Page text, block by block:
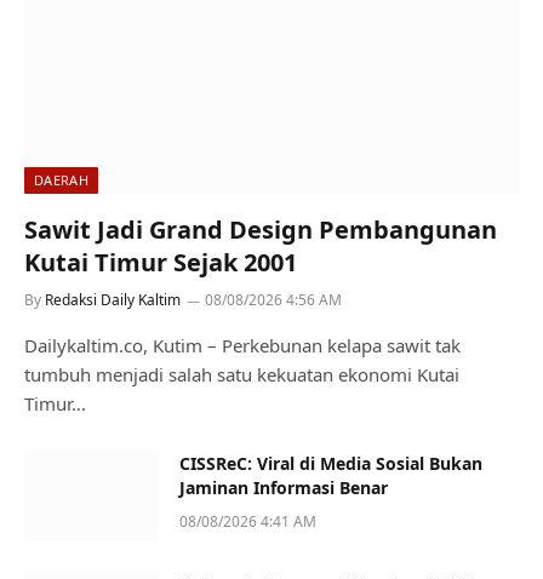
DAERAH
Sawit Jadi Grand Design Pembangunan
Kutai Timur Sejak 2001
By Redaksi Daily Kaltim 08/08/2026 4:56 AM
Dailykaltim.co, Kutim – Perkebunan kelapa sawit tak
tumbuh menjadi salah satu kekuatan ekonomi Kutai
Timur…
CISSReC: Viral di Media Sosial Bukan
Jaminan Informasi Benar
08/08/2026 4:41 AM